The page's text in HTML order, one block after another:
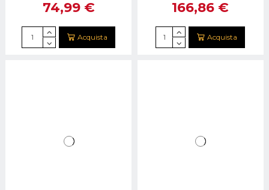
74,99 €
Acquista
166,86 €
Acquista